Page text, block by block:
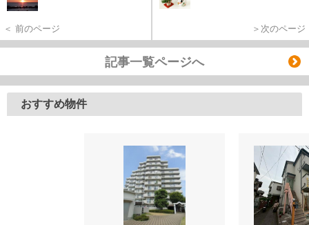
＜ 前のページ ＞次のページ
記事一覧ページへ
おすすめ物件